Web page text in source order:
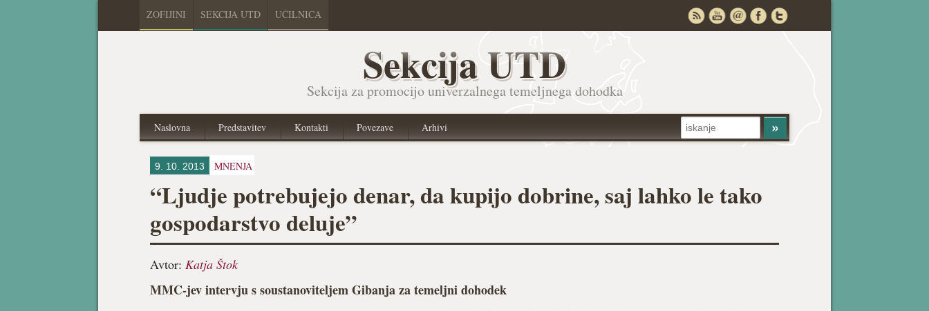
ZOFIJINI SEKCIJA UTD UČILNICA
Sekcija UTD
Sekcija za promocijo univerzalnega temeljnega dohodka
Naslovna Predstavitev Kontakti Povezave Arhivi
9. 10. 2013 MNENJA
“Ljudje potrebujejo denar, da kupijo dobrine, saj lahko le tako
gospodarstvo deluje”
Avtor: Katja Štok
MMC-jev intervju s soustanoviteljem Gibanja za temeljni dohodek